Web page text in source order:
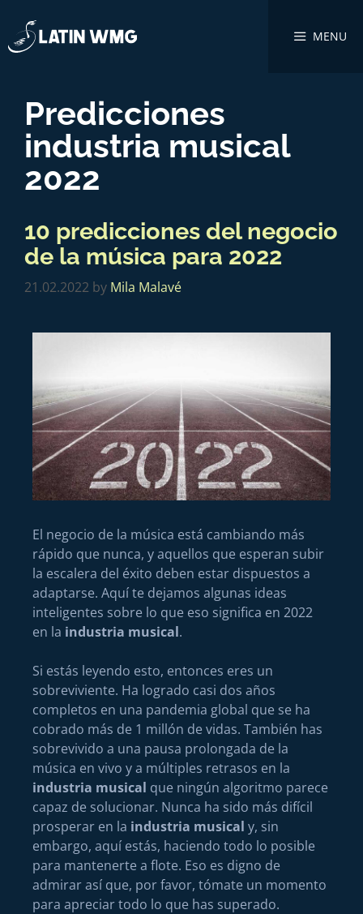
MENU
Predicciones
industria musical
2022
10 predicciones del negocio
de la música para 2022
21.02.2022 by Mila Malavé
El negocio de la música está cambiando más
rápido que nunca, y aquellos que esperan subir
la escalera del éxito deben estar dispuestos a
adaptarse. Aquí te dejamos algunas ideas
inteligentes sobre lo que eso significa en 2022
en la industria musical.
Si estás leyendo esto, entonces eres un
sobreviviente. Ha logrado casi dos años
completos en una pandemia global que se ha
cobrado más de 1 millón de vidas. También has
sobrevivido a una pausa prolongada de la
música en vivo y a múltiples retrasos en la
industria musical que ningún algoritmo parece
capaz de solucionar. Nunca ha sido más difícil
prosperar en la industria musical y, sin
embargo, aquí estás, haciendo todo lo posible
para mantenerte a flote. Eso es digno de
admirar así que, por favor, tómate un momento
para apreciar todo lo que has superado.